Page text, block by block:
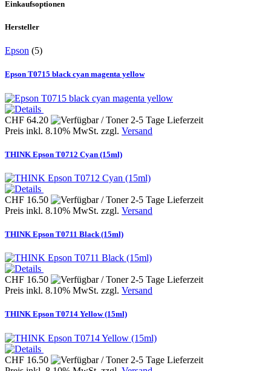
Einkaufsoptionen
Hersteller
Epson (5)
Epson T0715 black cyan magenta yellow
CHF 64.20
Preis inkl. 8.10% MwSt. zzgl. Versand
THINK Epson T0712 Cyan (15ml)
CHF 16.50
Preis inkl. 8.10% MwSt. zzgl. Versand
THINK Epson T0711 Black (15ml)
CHF 16.50
Preis inkl. 8.10% MwSt. zzgl. Versand
THINK Epson T0714 Yellow (15ml)
CHF 16.50